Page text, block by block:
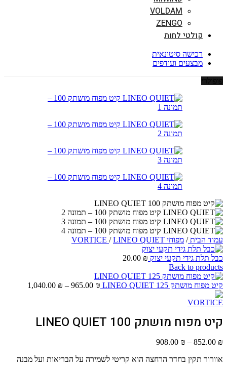
VOLDAM
ZENGO
קולטי לחות
רכישה סיטונאית
מבצעים ועודפים
פופולרי
עמוד הבית/ מפוחי VORTICE / LINEO QUIET
כבל תלת גידי תקעי יצוק 20.00 ₪
Back to products
קיט מפוח מושתק 125 LINEO QUIET 965.00 ₪
–
1,040.00 ₪
קיט מפוח מושתק 100 LINEO QUIET
852.00 ₪
–
908.00 ₪
טווח
אוורור תקין בחדר הרחצה הוא קריטי לשמירה על הבריאות ועל מבנה